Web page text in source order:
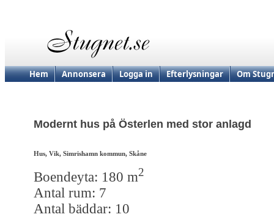
Hem Annonsera Logga in Efterlysningar Om
Modernt hus på Österlen med stor anlagd
Hus, Vik, Simrishamn kommun, Skåne
Boendeyta: 180 m2
Antal rum: 7
Antal bäddar: 10